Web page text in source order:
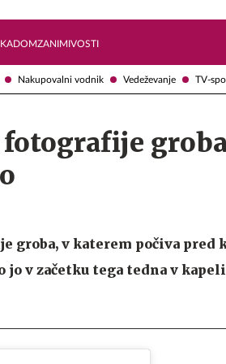
Nakupovalni vodnik Vedeževanje TV-
DOMZANIMIVOSTI
groba, v katerem počiva pred
v začetku tega tedna v